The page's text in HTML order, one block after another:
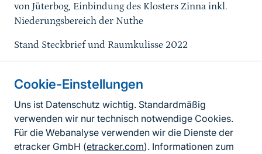
Cookie-Einstellungen
Uns ist Datenschutz wichtig. Standardmäßig
verwenden wir nur technisch notwendige Cookies.
Für die Webanalyse verwenden wir die Dienste der
etracker GmbH (etracker.com). Informationen zum
von Jüterbog, Einbindung des Klosters Zinna inkl.
Niederungsbereich der Nuthe
Stand Steckbrief und Raumkulisse 2022
Informationen zur Seite
FußzeileKontakt zum BfN
Kontaktformular